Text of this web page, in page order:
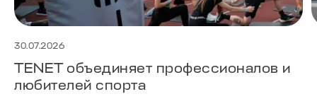
30.07.2026
TENET объединяет профессионалов и
любителей спорта